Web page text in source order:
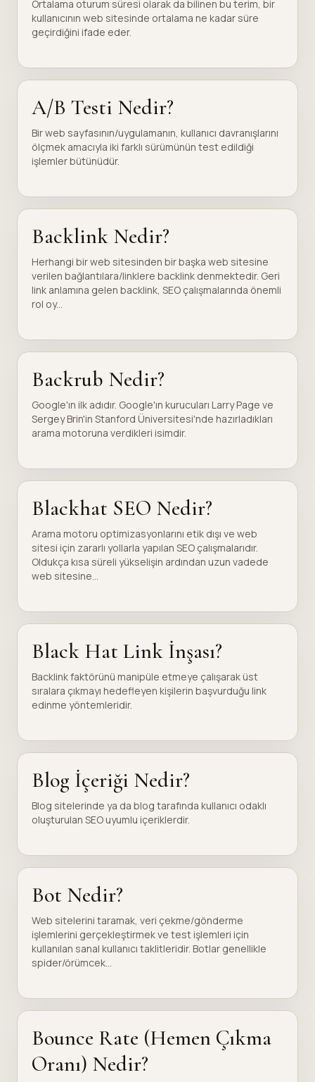
Ortalama oturum süresi olarak da bilinen bu terim, bir
kullanıcının web sitesinde ortalama ne kadar süre
geçirdiğini ifade eder.
A/B Testi Nedir?
Bir web sayfasının/uygulamanın, kullanıcı davranışlarını
ölçmek amacıyla iki farklı sürümünün test edildiği
işlemler bütünüdür.
Backlink Nedir?
Herhangi bir web sitesinden bir başka web sitesine
verilen bağlantılara/linklere backlink denmektedir. Geri
link anlamına gelen backlink, SEO çalışmalarında önemli
rol oy...
Backrub Nedir?
Google'ın ilk adıdır. Google'ın kurucuları Larry Page ve
Sergey Brin'in Stanford Üniversitesi'nde hazırladıkları
arama motoruna verdikleri isimdir.
Blackhat SEO Nedir?
Arama motoru optimizasyonlarını etik dışı ve web
sitesi için zararlı yollarla yapılan SEO çalışmalarıdır.
Oldukça kısa süreli yükselişin ardından uzun vadede
web sitesine...
Black Hat Link İnşası?
Backlink faktörünü manipüle etmeye çalışarak üst
sıralara çıkmayı hedefleyen kişilerin başvurduğu link
edinme yöntemleridir.
Blog İçeriği Nedir?
Blog sitelerinde ya da blog tarafında kullanıcı odaklı
oluşturulan SEO uyumlu içeriklerdir.
Bot Nedir?
Web sitelerini taramak, veri çekme/gönderme
işlemlerini gerçekleştirmek ve test işlemleri için
kullanılan sanal kullanıcı taklitleridir. Botlar genellikle
spider/örümcek...
Bounce Rate (Hemen Çıkma
Oranı) Nedir?